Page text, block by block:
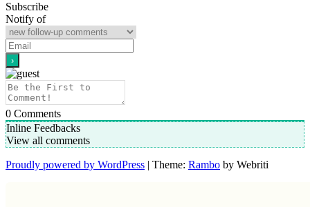
Subscribe
Notify of
0 Comments
Inline Feedbacks
View all comments
Proudly powered by WordPress | Theme: Rambo by Webriti